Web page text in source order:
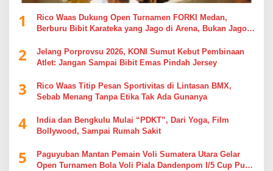
1
Rico Waas Dukung Open Turnamen FORKI Medan,
Berburu Bibit Karateka yang Jago di Arena, Bukan Jago
2
Jelang Porprovsu 2026, KONI Sumut Kebut Pembinaan
Atlet: Jangan Sampai Bibit Emas Pindah Jersey
3
Rico Waas Titip Pesan Sportivitas di Lintasan BMX,
Sebab Menang Tanpa Etika Tak Ada Gunanya
4
India dan Bengkulu Mulai “PDKT”, Dari Yoga, Film
Bollywood, Sampai Rumah Sakit
5
Paguyuban Mantan Pemain Voli Sumatera Utara Gelar
Open Turnamen Bola Voli Piala Dandenpom I/5 Cup Putra